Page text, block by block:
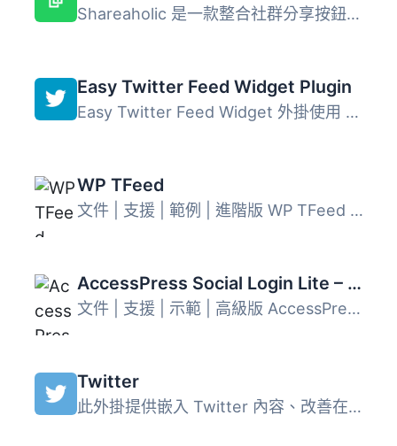
Shareaholic 是一款整合社群分享按鈕、相關文章推薦、內容分...
Easy Twitter Feed Widget Plugin
Easy Twitter Feed Widget 外掛使用 Twitter Widget，不需建...
WP TFeed
文件 | 支援 | 範例 | 進階版 WP TFeed 是 WordPress 的免費 ...
AccessPress Social Login Lite – Social Login WordPress Plugin
文件 | 支援 | 示範 | 高級版 AccessPress Social Login Lite...
Twitter
此外掛提供嵌入 Twitter 內容、改善在 Twitter 上分享、轉換...